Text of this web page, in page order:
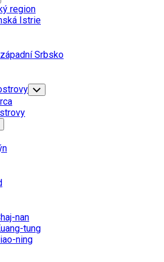
region
Istrie
Srbsko
Toggle
Child
nan
tung
ning